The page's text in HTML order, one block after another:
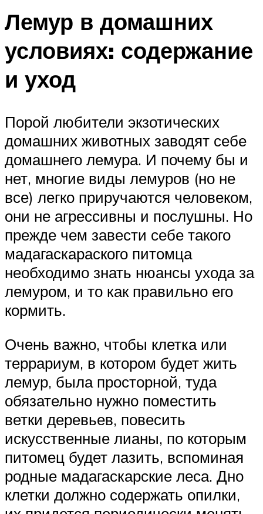
Лемур в домашних
условиях: содержание
и уход
Порой любители экзотических
домашних животных заводят себе
домашнего лемура. И почему бы и
нет, многие виды лемуров (но не
все) легко приручаются человеком,
они не агрессивны и послушны. Но
прежде чем завести себе такого
мадагаскараского питомца
необходимо знать нюансы ухода за
лемуром, и то как правильно его
кормить.
Очень важно, чтобы клетка или
террариум, в котором будет жить
лемур, была просторной, туда
обязательно нужно поместить
ветки деревьев, повесить
искусственные лианы, по которым
питомец будет лазить, вспоминая
родные мадагаскарские леса. Дно
клетки должно содержать опилки,